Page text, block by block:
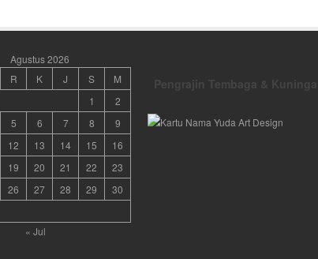
Agustus 2026
R K J S
M
1
2
5 6 7 8
9
12 13 14 15
16
19 20 21 22
23
26 27 28 29
30
« Jul
Pengrajin Tembaga & Kuningan